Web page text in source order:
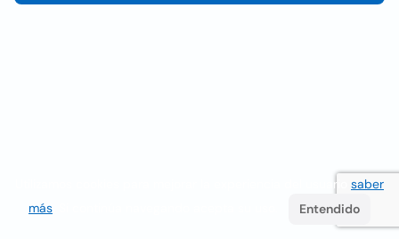
Utilizamos cookies para mejorar la experiencia del usuario saber
más
Entendido